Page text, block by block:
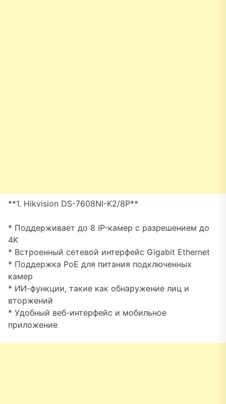
**1. Hikvision DS-7608NI-K2/8P**
* Поддерживает до 8 IP-камер с разрешением до
4K
* Встроенный сетевой интерфейс Gigabit Ethernet
* Поддержка PoE для питания подключенных
камер
* ИИ-функции, такие как обнаружение лиц и
вторжений
* Удобный веб-интерфейс и мобильное
приложение